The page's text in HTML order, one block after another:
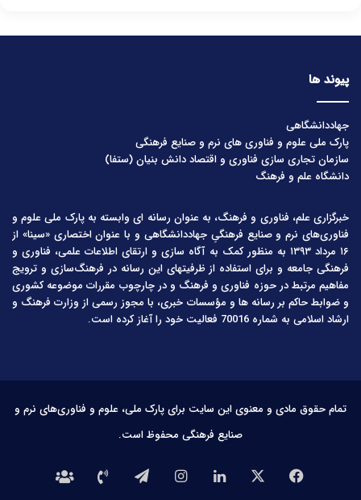
پیوند ها
جهاددانشگاهی
پارک ملی علوم و فناوری های نرم و صنایع فرهنگی
سازمان تجاری سازی فناوری و اقتصاد دانش بنیان (ستفا)
دانشگاه علم و فرهنگ
خبرگزاری علم، فناوری و فرهنگ، به عنوان رسانه ای وابسته به پارک ملی علوم و
فناوری‌های نرم و صنایع فرهنگیِ جهاددانشگاهی و با عنوان اختصاری «سینا» از
۱۶ مرداد ۱۳۹۳ به منظور کمک به آگاه سازی و ارتقای اطلاعات علمی، فناوری و
فرهنگی جامعه و برای استفاده از ظرفیتهای این رسانه در فرهنگ‌سازی و ترویج
مفاهیم مرتبط در حوزه فناوری و فرهنگ و در چارچوب مقررات موضوعه کشوری
و ضوابط حاکم بر رسانه ها و مؤسسات خبری، با مجوز رسمی از وزارت فرهنگ و
ارشاد اسلامی به شماره 70016 فعالیت خود را آغاز کرده است.
تمام حقوق مادی و معنوی این سایت برای پارک ملی، علوم و فناوری‌های نرم و
صنایع فرهنگی محفوظ است.
فیس لینکدیناینستاگرامتلگرامتماس درباره